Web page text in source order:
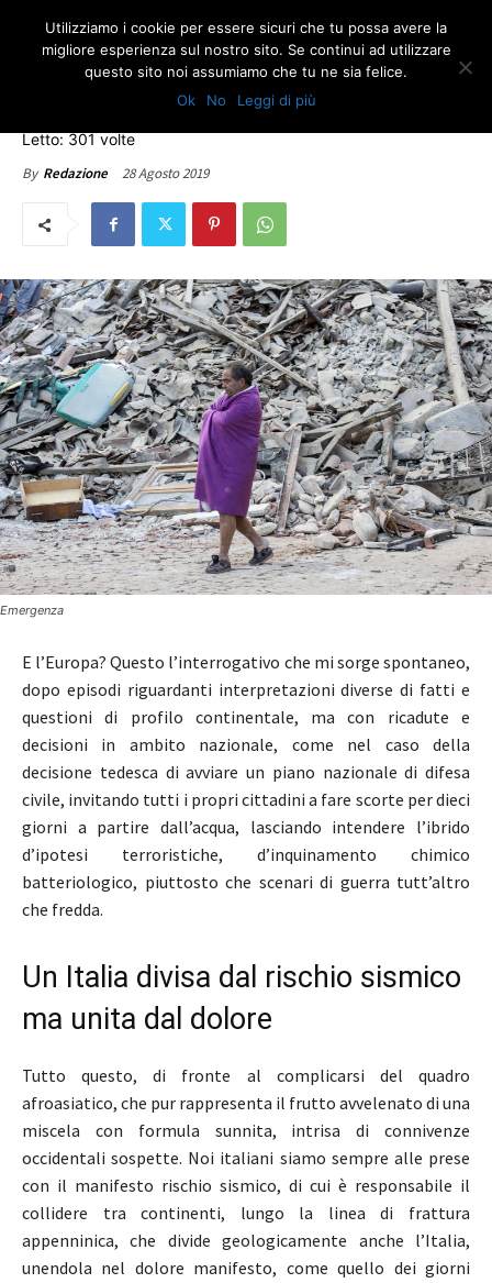
Emergenza, coesione, nazione
Letto: 301 volte
By Redazione 28 Agosto 2019
Emergenza
E l’Europa? Questo l’interrogativo che mi sorge spontaneo,
dopo episodi riguardanti interpretazioni diverse di fatti e
questioni di profilo continentale, ma con ricadute e
decisioni in ambito nazionale, come nel caso della
decisione tedesca di avviare un piano nazionale di difesa
civile, invitando tutti i propri cittadini a fare scorte per dieci
giorni a partire dall’acqua, lasciando intendere l’ibrido
d’ipotesi terroristiche, d’inquinamento chimico
batteriologico, piuttosto che scenari di guerra tutt’altro
che fredda.
Un Italia divisa dal rischio sismico
ma unita dal dolore
Tutto questo, di fronte al complicarsi del quadro
afroasiatico, che pur rappresenta il frutto avvelenato di una
miscela con formula sunnita, intrisa di connivenze
occidentali sospette. Noi italiani siamo sempre alle prese
con il manifesto rischio sismico, di cui è responsabile il
collidere tra continenti, lungo la linea di frattura
appenninica, che divide geologicamente anche l’Italia,
unendola nel dolore manifesto, come quello dei giorni
Utilizziamo i cookie per essere sicuri che tu possa avere la
migliore esperienza sul nostro sito. Se continui ad utilizzare
questo sito noi assumiamo che tu ne sia felice.
Ok
No Leggi di più